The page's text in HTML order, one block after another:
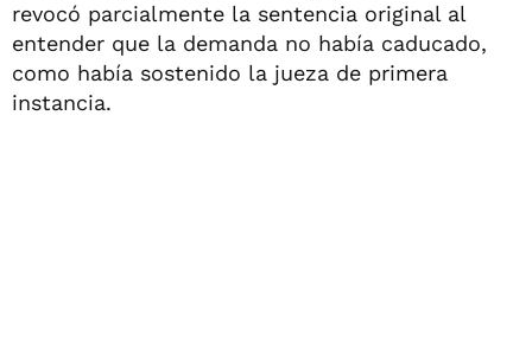
revocó parcialmente la sentencia original al
entender que la demanda no había caducado,
como había sostenido la jueza de primera
instancia.